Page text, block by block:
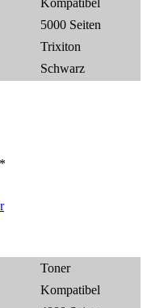
5000 Seiten
Trixiton
Schwarz
Toner
Kompatibel